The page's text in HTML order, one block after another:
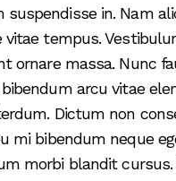
in. Nam
vitae tempus.
ornare massa. Nunc
arcu vitae
Dictum non
mi bibendum neque
morbi blandit